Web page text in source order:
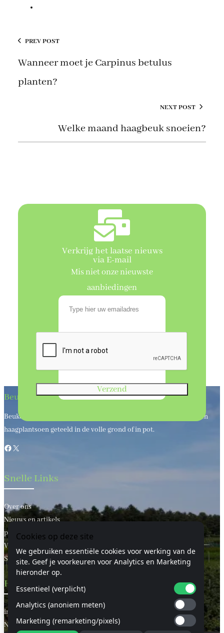
PREV POST
Wanneer moet je Carpinus betulus
planten?
NEXT POST
Welke maand haagbeuk snoeien?
Verkrijg het laatse nieuws
via E-mail
Mis niet onze nieuwste
aanbiedingen
Verzend
Beukenhaagkwekerij
Beukenhaagkwekerij al meer dan 50 jaar uw leverancier van bos en
haagplantsoen geteeld in de volle grond of in pot.
Facebook
X
Snelle Links
Over ons
Nieuws en artikels
privacy statement
Voorwaarden
Sitemap
Handige Links
informatie
Neem contact met ons op
Cookies op deze site
We gebruiken essentiële cookies voor werking van de
site. Geef je voorkeuren voor Analytics en Marketing
hieronder op.
Essentieel (verplicht)
Analytics (anoniem meten)
Marketing (remarketing/pixels)